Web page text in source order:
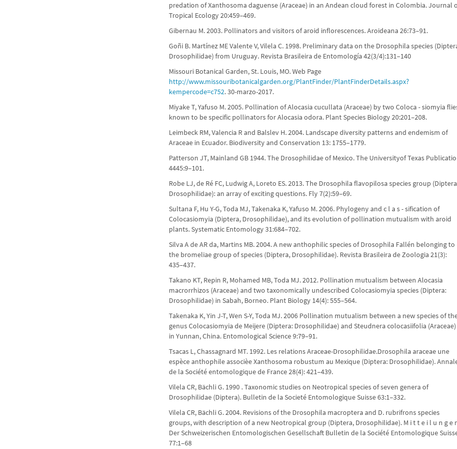
predation of Xanthosoma daguense (Araceae) in an Andean cloud forest in Colombia. Journal
Tropical Ecology 20:459–469.
Gibernau M. 2003. Pollinators and visitors of aroid inflorescences. Aroideana 26:73–91.
Goñi B. Martínez ME Valente V, Vilela C. 1998. Preliminary data on the Drosophila species
Drosophilidae) from Uruguay. Revista Brasileira de Entomología 42(3/4):131–140
Missouri Botanical Garden, St. Louis, MO. Web Page
http://www.missouribotanicalgarden.org/PlantFinder/PlantFinderDetails.aspx?
kempercode=c752. 30-marzo-2017.
Miyake T, Yafuso M. 2005. Pollination of Alocasia cucullata (Araceae) by two Coloca - siomyia
known to be specific pollinators for Alocasia odora. Plant Species Biology 20:201–208.
Leimbeck RM, Valencia R and Balslev H. 2004. Landscape diversity patterns and endemism of
Araceae in Ecuador. Biodiversity and Conservation 13: 1755–1779.
Patterson JT, Mainland GB 1944. The Drosophilidae of Mexico. The Universityof Texas
4445:9–101.
Robe LJ, de Ré FC, Ludwig A, Loreto ES. 2013. The Drosophila flavopilosa species group
Drosophilidae): an array of exciting questions. Fly 7(2):59–69.
Sultana F, Hu Y-G, Toda MJ, Takenaka K, Yafuso M. 2006. Phylogeny and c l a s - sification of
Colocasiomyia (Diptera, Drosophilidae), and its evolution of pollination mutualism with aroid
plants. Systematic Entomology 31:684–702.
Silva A de AR da, Martins MB. 2004. A new anthophilic species of Drosophila Fallén belonging to
the bromeliae group of species (Diptera, Drosophilidae). Revista Brasileira de Zoologia 21(3):
435–437.
Takano KT, Repin R, Mohamed MB, Toda MJ. 2012. Pollination mutualism between Alocasia
macrorrhizos (Araceae) and two taxonomically undescribed Colocasiomyia species (Diptera:
Drosophilidae) in Sabah, Borneo. Plant Biology 14(4): 555–564.
Takenaka K, Yin J-T, Wen S-Y, Toda MJ. 2006 Pollination mutualism between a new species of
genus Colocasiomyia de Meijere (Diptera: Drosophilidae) and Steudnera colocasiifolia (Araceae)
in Yunnan, China. Entomological Science 9:79–91.
Tsacas L, Chassagnard MT. 1992. Les relations Araceae-Drosophilidae.Drosophila araceae une
espèce anthophile associèe Xanthosoma robustum au Mexique (Diptera: Drosophilidae).
de la Société entomologique de France 28(4): 421–439.
Vilela CR, Bächli G. 1990 . Taxonomic studies on Neotropical species of seven genera of
Drosophilidae (Diptera). Bulletin de la Societé Entomologique Suisse 63:1–332.
Vilela CR, Bächli G. 2004. Revisions of the Drosophila macroptera and D. rubrifrons species
groups, with description of a new Neotropical group (Diptera, Drosophilidae). M i t t e i l u n g e
Der Schweizerischen Entomologischen Gesellschaft Bulletin de la Société Entomologique
77:1–68